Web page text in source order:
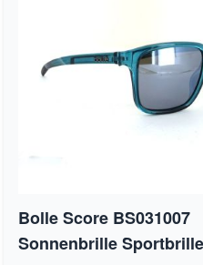
Bolle Score BS031007
Sonnenbrille Sportbrille